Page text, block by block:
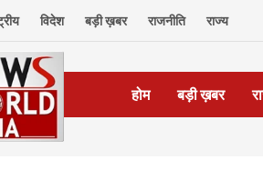
विदेश बड़ी ख़बर राजनीति राज्य
होम बड़ी ख़बर